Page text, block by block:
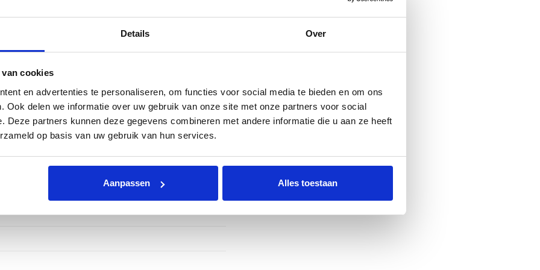
Details Over
cookies
en advertenties te personaliseren, om functies voor social media te bieden en om ons
Ook delen we informatie over uw gebruik van onze site met onze partners voor social
Deze partners kunnen deze gegevens combineren met andere informatie die u aan ze heeft
op basis van uw gebruik van hun services.
Aanpassen Alles toestaan
We’ve got you covered!
with your talent and expertise.
enjoy:
rooms – welcome clients in style ✓ Lunch and
services customized to your work requirements
countless opportunities for inspiration and
& cooling: allocated based on m² for the entire